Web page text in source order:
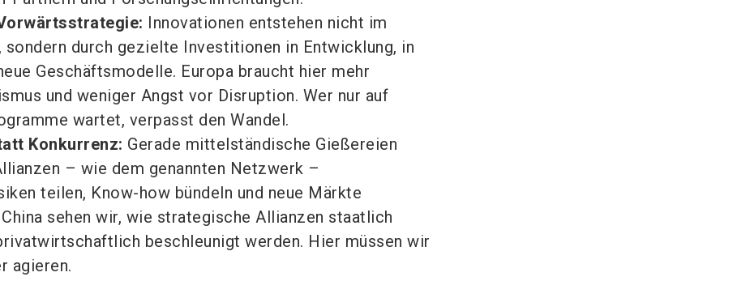
Innovationen entstehen nicht im
sondern durch gezielte Investitionen in Entwicklung, in
Geschäftsmodelle. Europa braucht hier mehr
und weniger Angst vor Disruption. Wer nur auf
wartet, verpasst den Wandel.
Konkurrenz: Gerade mittelständische Gießereien
– wie dem genannten Netzwerk –
teilen, Know-how bündeln und neue Märkte
sehen wir, wie strategische Allianzen staatlich
beschleunigt werden. Hier müssen wir
agieren.